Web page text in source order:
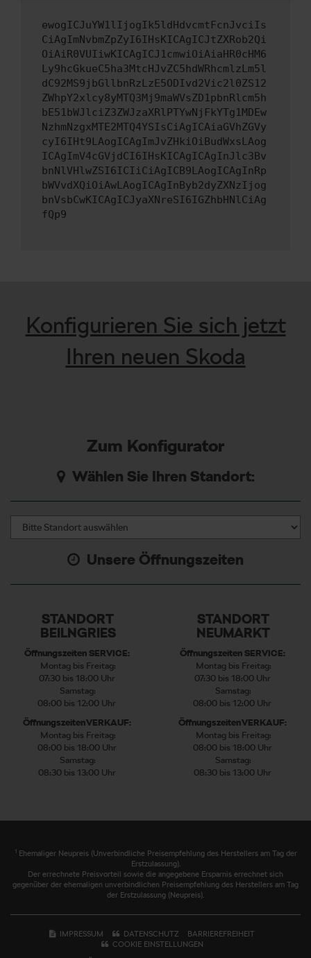
ewogICJuYW1lIjogIk5ldHdvcmtFcnJvciIs
CiAgImNvbmZpZyI6IHsKICAgICJtZXRob2Qi
OiAiR0VUIiwKICAgICJ1cmwiOiAiaHR0cHM6
Ly9hcGkueC5ha3MtcHJvZC5hdWRhcmlzLm5l
dC92MS9jbGllbnRzLzE5ODIvd2Vic2l0ZS12
ZWhpY2xlcy8yMTQ3Mj9maWVsZD1pbnRlcm5h
bE51bWJlciZ3ZWJzaXRlPTYwNjFkYTg1MDEw
NzhmNzgxMTE2MTQ4YSIsCiAgICAiaGVhZGVy
cyI6IHt9LAogICAgImJvZHkiOiBudWxsLAog
ICAgImV4cGVjdCI6IHsKICAgICAgInJlc3Bv
bnNlVHlwZSI6ICIiCiAgICB9LAogICAgInRp
bWVvdXQiOiAwLAogICAgInByb2dyZXNzIjog
bnVsbCwKICAgICJyaXNreSI6IGZhbHNlCiAg
fQp9
Konfigurieren Sie sich jetzt
Ihren neuen Skoda
Zum Konfigurator
Wählen Sie Ihren Standort:
Unsere Öffnungszeiten
STANDORT
BEILNGRIES
Öffnungszeiten SERVICE:
Montag bis Freitag:
07:30 bis 18:00 Uhr
Samstag:
08:00 bis 12:00 Uhr
Öffnungszeiten VERKAUF:
Montag bis Freitag:
08:00 bis 18:00 Uhr
Samstag:
08:30 bis 13:00 Uhr
STANDORT
NEUMARKT
Öffnungszeiten SERVICE:
Montag bis Freitag:
07:30 bis 18:00 Uhr
Samstag:
08:00 bis 12:00 Uhr
Öffnungszeiten VERKAUF:
Montag bis Freitag:
08:00 bis 18:00 Uhr
Samstag:
08:30 bis 13:00 Uhr
1Ehemaliger Neupreis (Unverbindliche Preisempfehlung des Herstellers am Tag der
Erstzulassung).
Der errechnete Preisvorteil sowie die angegebene Ersparnis errechnet sich
gegenüber der ehemaligen unverbindlichen Preisempfehlung des Herstellers am Tag
der Erstzulassung (Neupreis).
IMPRESSUM DATENSCHUTZ
BARRIEREFREIHEIT
COOKIE EINSTELLUNGEN